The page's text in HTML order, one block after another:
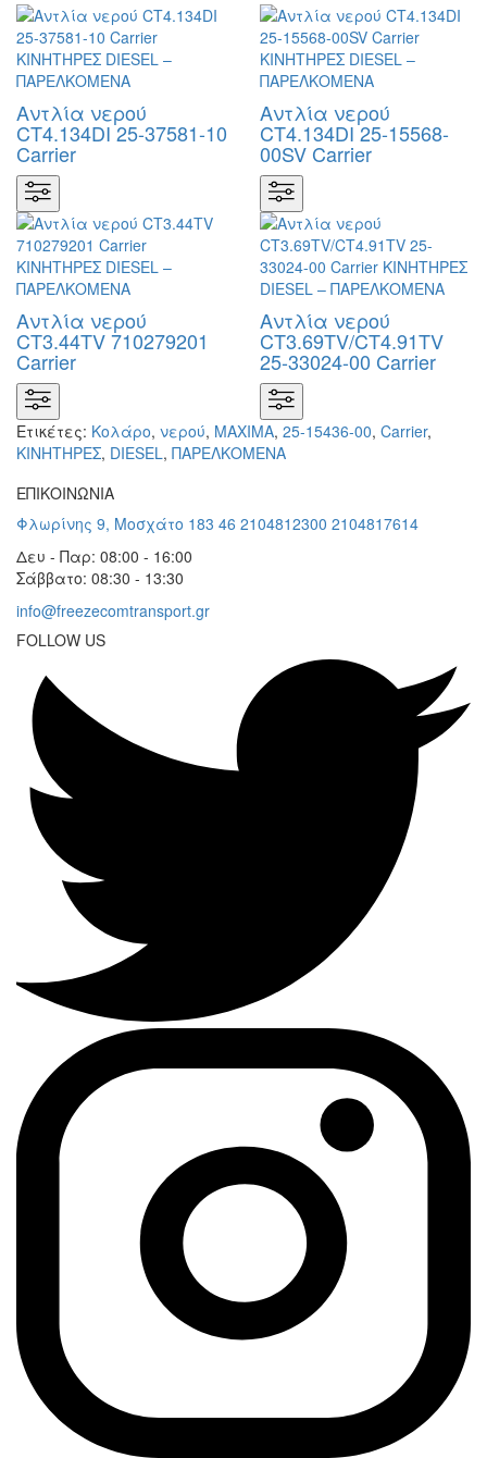
Αντλία νερού
CT4.134DI 25-37581-10
Carrier
Αντλία νερού
CT4.134DI 25-15568-
00SV Carrier
Αντλία νερού
CT3.44TV 710279201
Carrier
Αντλία νερού
CT3.69TV/CT4.91TV
25-33024-00 Carrier
Ετικέτες: Κολάρο, νερού, ΜΑΧΙΜΑ, 25-15436-00, Carrier,
KΙΝΗΤΗΡΕΣ, DIESEL, ΠΑΡΕΛΚΟΜΕΝΑ
ΕΠΙΚΟΙΝΩΝΙΑ
Φλωρίνης 9, Μοσχάτο 183 46 2104812300 2104817614
Δευ - Παρ: 08:00 - 16:00
Σάββατο: 08:30 - 13:30
info@freezecomtransport.gr
FOLLOW US